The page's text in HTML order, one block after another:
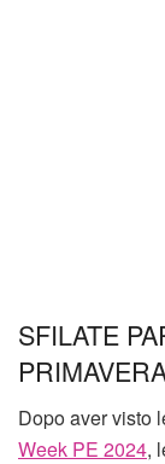
SFILATE
Dopo aver visto
Week PE 2024,